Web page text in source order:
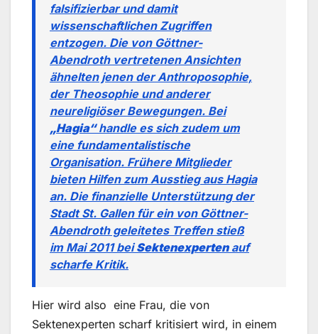
falsifizierbar und damit
wissenschaftlichen Zugriffen
entzogen. Die von Göttner-
Abendroth vertretenen Ansichten
ähnelten jenen der Anthroposophie,
der Theosophie und anderer
neureligiöser Bewegungen. Bei
„Hagia“handle es sich zudem um
eine fundamentalistische
Organisation. Frühere Mitglieder
bieten Hilfen zum Ausstieg aus Hagia
an. Die finanzielle Unterstützung der
Stadt St. Gallen für ein von Göttner-
Abendroth geleitetes Treffen stieß
im Mai 2011 beiSektenexpertenauf
scharfe Kritik.
Hier wird also eine Frau, die von
Sektenexperten scharf kritisiert wird, in einem